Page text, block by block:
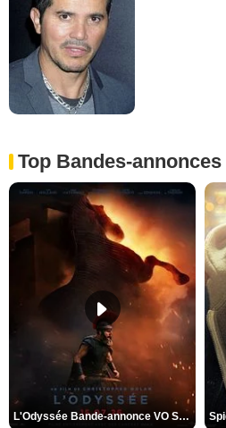
Top Bandes-annonces
L'Odyssée Bande-annonce VO STFR